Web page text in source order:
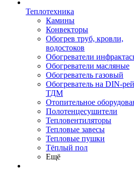
Теплотехника
Камины
Конвекторы
Обогрев труб, кровли,
водостоков
Обогреватели
Обогреватели масляные
Обогреватель газовый
Обогреватель на DIN-
ТДМ
Отопительное
Полотенцесушители
Тепловентиляторы
Тепловые завесы
Тепловые пушки
Тёплый пол
Ещё